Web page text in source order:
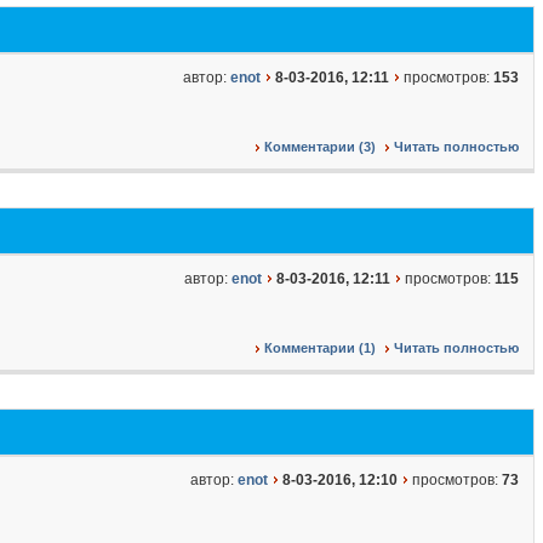
автор: enot 8-03-2016, 12:11 просмотров: 153
Комментарии (3) Читать полностью
автор: enot 8-03-2016, 12:11 просмотров: 115
Комментарии (1) Читать полностью
автор: enot 8-03-2016, 12:10 просмотров: 73